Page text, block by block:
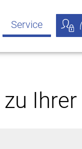
Service